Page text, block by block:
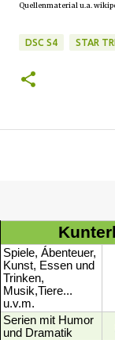
Quellenmaterial u.a.
DSC S4 STAR
Spiele, Ábenteuer,
Kunst, Essen und
Trinken,
Musik,Tiere...
u.v.m.
Serien mit Humor
und Dramatik